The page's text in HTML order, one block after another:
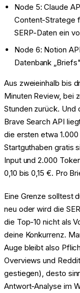
Node 5: Claude
Content-Stratege
SERP-Daten ein
Node 6: Notion
Datenbank „Briefs"
Aus zweieinhalb bis
Minuten Review, bei
Stunden zurück. Und
Brave Search API
die ersten etwa
Startguthaben gratis
Input und 2.000
0,10 bis 0,15 €. Pro
Eine Grenze solltest
neu oder wird die
die Top-10 nicht als
deine Konkurrenz.
Auge bleibt also
Overviews und
gestiegen), desto
Antwort-Analyse im